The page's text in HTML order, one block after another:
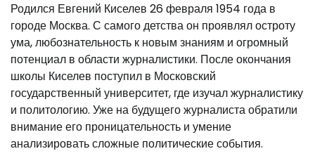
Родился Евгений Киселев 26 февраля 1954 года в
городе Москва. С самого детства он проявлял остроту
ума, любознательность к новым знаниям и огромный
потенциал в области журналистики. После окончания
школы Киселев поступил в Московский
государственный университет, где изучал журналистику
и политологию. Уже на будущего журналиста обратили
внимание его проницательность и умение
анализировать сложные политические события.